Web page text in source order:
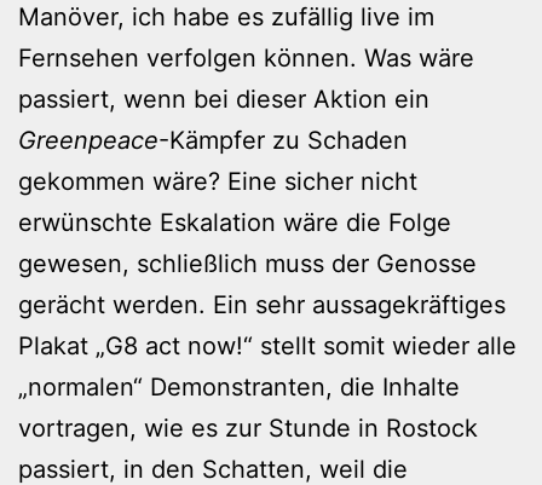
Manöver, ich habe es zufällig live im
Fernsehen verfolgen können. Was wäre
passiert, wenn bei dieser Aktion ein
Greenpeace-Kämpfer zu Schaden
gekommen wäre? Eine sicher nicht
erwünschte Eskalation wäre die Folge
gewesen, schließlich muss der Genosse
gerächt werden. Ein sehr aussagekräftiges
Plakat „G8 act now!“ stellt somit wieder alle
„normalen“ Demonstranten, die Inhalte
vortragen, wie es zur Stunde in Rostock
passiert, in den Schatten, weil die